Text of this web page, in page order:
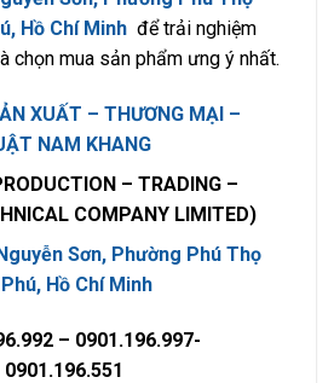
Hồ Chí Minh để trải nghiệm
chọn mua sản phẩm ưng ý nhất.
XUẤT – THƯƠNG MẠI –
NAM KHANG
– TRADING –
COMPANY LIMITED)
Sơn, Phường Phú Thọ
Hồ Chí Minh
– 0901.196.997-